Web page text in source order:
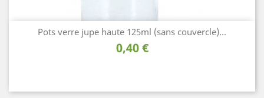
Pots verre jupe haute 125ml (sans couvercle)...
Prix
0,40 €